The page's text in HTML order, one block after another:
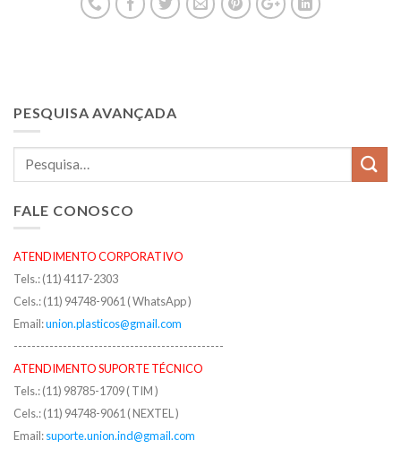
PESQUISA AVANÇADA
FALE CONOSCO
ATENDIMENTO CORPORATIVO
Tels.: (11) 4117-2303
Cels.: (11) 94748-9061 ( WhatsApp )
Email:union.plasticos@gmail.com
-----------------------------------------------
ATENDIMENTO SUPORTE TÉCNICO
Tels.: (11) 98785-1709 ( TIM )
Cels.: (11) 94748-9061 ( NEXTEL )
Email:suporte.union.ind@gmail.com